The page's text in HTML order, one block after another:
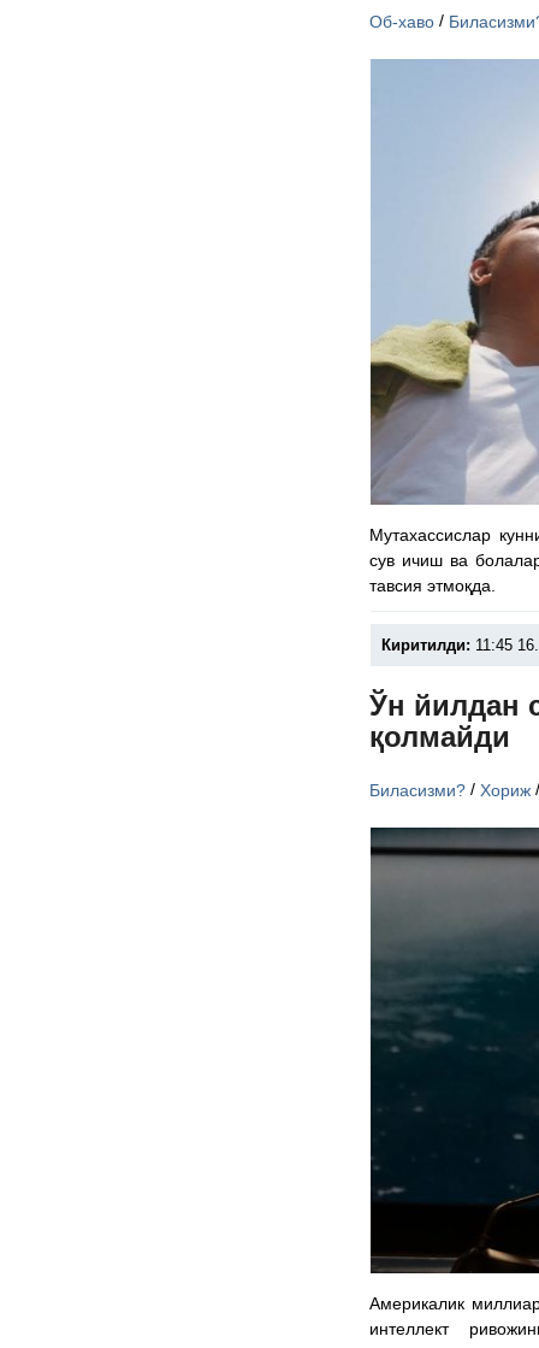
Об-хаво /
Мутахассислар
сув ичиш ва
тавсия этмоқда.
Киритилди: 11:45
Ўн йилдан
қолмайди
Биласизми? /Хориж
Америкалик
интеллект